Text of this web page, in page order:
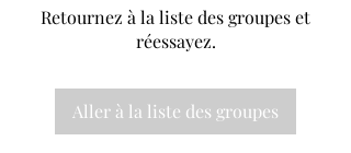
Retournez à la liste des groupes et
réessayez.
Aller à la liste des groupes